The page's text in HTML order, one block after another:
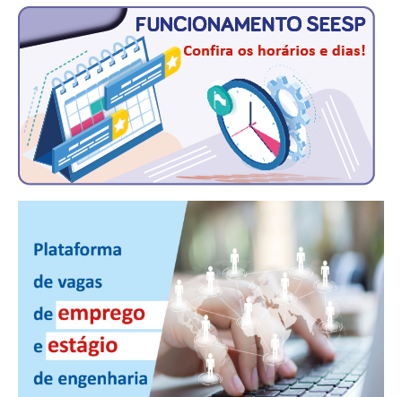
JORNAL DO ENGENHEIRO
SEESP NOTÍCIAS
NOTÍCIAS NO WHATSAPP
FOTOS
PUBLICAÇÕES
MANUAL DE REDAÇÃO
RELEASES
CONTATO
CADASTRO